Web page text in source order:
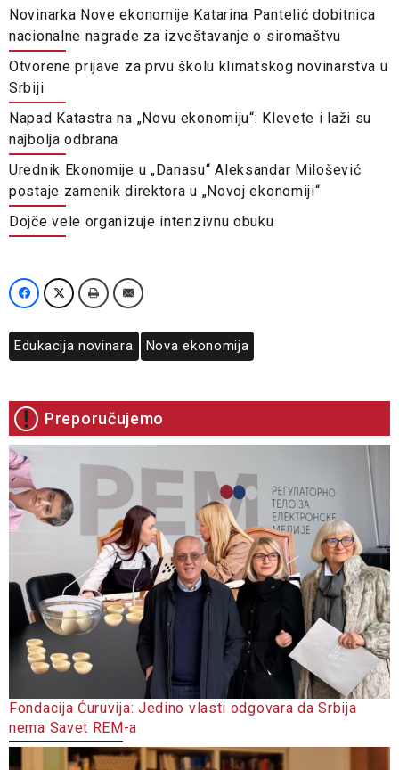
Novinarka Nove ekonomije Katarina Pantelić dobitnica
nacionalne nagrade za izveštavanje o siromaštvu
Otvorene prijave za prvu školu klimatskog novinarstva u
Srbiji
Napad Katastra na „Novu ekonomiju“: Klevete i laži su
najbolja odbrana
Urednik Ekonomije u „Danasu“ Aleksandar Milošević
postaje zamenik direktora u „Novoj ekonomiji“
Dojče vele organizuje intenzivnu obuku
Edukacija novinara Nova ekonomija
Preporučujemo
Fondacija Ćuruvija: Jedino vlasti odgovara da Srbija
nema Savet REM-a